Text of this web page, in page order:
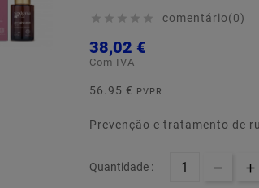
     comentário(0)
38,02 €
Com IVA
56.95 € PVPR
Prevenção e tratamento de
Quantidade :